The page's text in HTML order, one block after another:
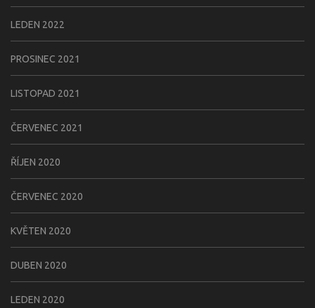
LEDEN 2022
PROSINEC 2021
LISTOPAD 2021
ČERVENEC 2021
ŘÍJEN 2020
ČERVENEC 2020
KVĚTEN 2020
DUBEN 2020
LEDEN 2020